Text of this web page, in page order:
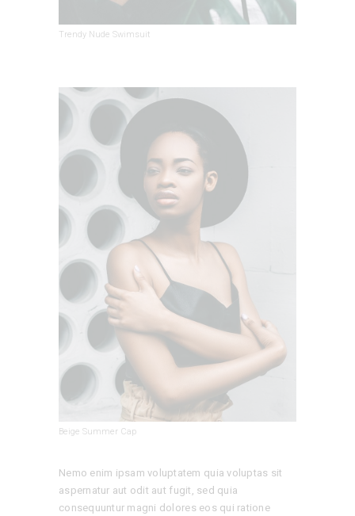
Trendy Nude Swimsuit
Beige Summer Cap
Nemo enim ipsam voluptatem quia voluptas sit
aspernatur aut odit aut fugit, sed quia
consequuntur magni dolores eos qui ratione